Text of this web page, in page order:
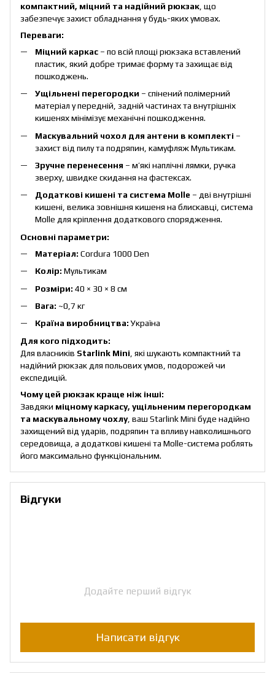
компактний, міцний та надійний рюкзак , що
забезпечує захист обладнання у будь-яких умовах.
Переваги:
Міцний каркас – по всій площі рюкзака вставлений
пластик, який добре тримає форму та захищає від
пошкоджень.
Ущільнені перегородки – спінений полімерний
матеріал у передній, задній частинах та внутрішніх
кишенях мінімізує механічні пошкодження.
Маскувальний чохол для антени в комплекті –
захист від пилу та подряпин, камуфляж Мультикам.
Зручне перенесення – м’які наплічні лямки, ручка
зверху, швидке скидання на фастексах.
Додаткові кишені та система Molle – дві внутрішні
кишені, велика зовнішня кишеня на блискавці, система
Molle для кріплення додаткового спорядження.
Основні параметри:
Матеріал: Cordura 1000 Den
Колір: Мультикам
Розміри: 40 × 30 × 8 см
Вага: ~0,7 кг
Країна виробництва:Україна
Для кого підходить:
Для власників Starlink Mini , які шукають компактний та
надійний рюкзак для польових умов, подорожей чи
експедицій.
Чому цей рюкзак краще ніж інші:
Завдяки міцному каркасу, ущільненим перегородкам
та маскувальному чохлу, ваш Starlink Mini буде надійно
захищений від ударів, подряпин та впливу навколишнього
середовища, а додаткові кишені та Molle-система роблять
його максимально функціональним.
Відгуки
Додайте перший відгук
Написати відгук